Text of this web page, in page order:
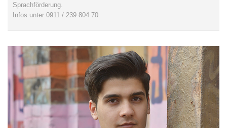
Sprachförderung.
Infos unter 0911 / 239 804 70